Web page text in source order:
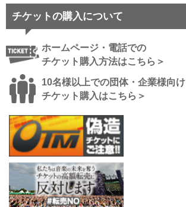
チケットの購入について
ホームページ・電話での
チケット購入方法はこちら＞
10名様以上での団体・企業様向け
チケット購入はこちら＞